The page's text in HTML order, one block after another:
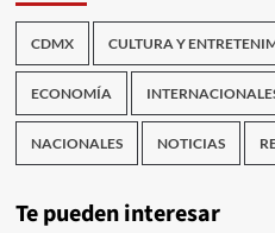
CDMX CULTURA Y
ECONOMÍA
NACIONALES NOTICIAS
Te pueden interesar